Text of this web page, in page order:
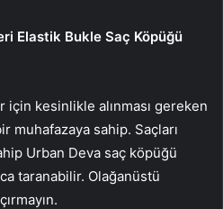
Elastik Bukle Saç Köpüğü
kesinlikle alınması gereken
muhafazaya sahip. Saçları
Urban Deva saç köpüğü
taranabilir. Olağanüstü